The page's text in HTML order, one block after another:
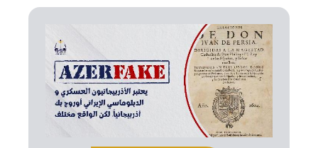
اقرأ المزيد